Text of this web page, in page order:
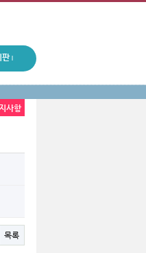
판
사항
목록